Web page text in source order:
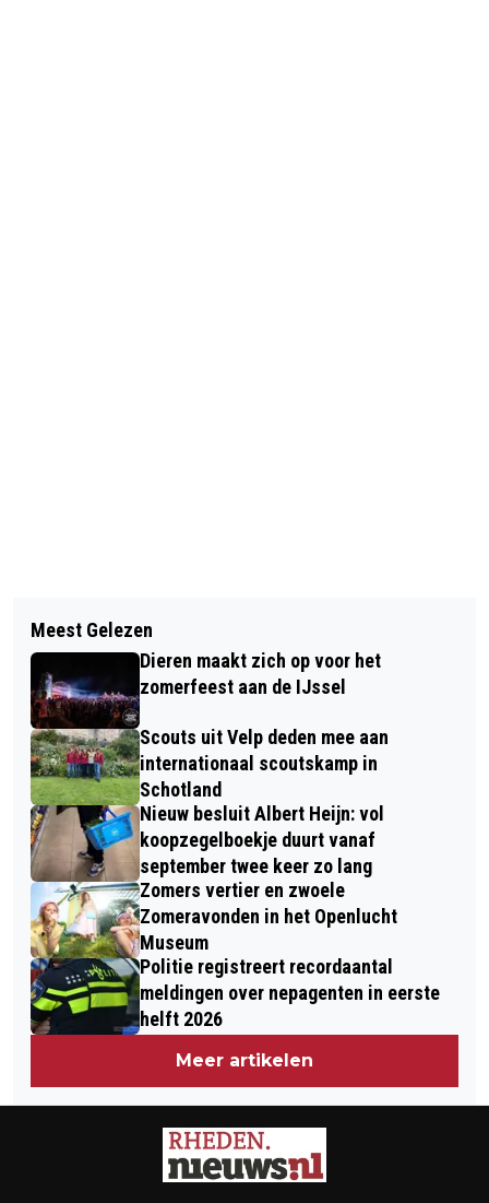
LUNTERENAAR AANGEHOUDEN IN
RHEDEN NA POGING TOT INBRAAK
CIJFERS VAN FLITSPALEN IN 2015
Meest Gelezen
Dieren maakt zich op voor het
zomerfeest aan de IJssel
Scouts uit Velp deden mee aan
internationaal scoutskamp in
Schotland
Nieuw besluit Albert Heijn: vol
koopzegelboekje duurt vanaf
september twee keer zo lang
Zomers vertier en zwoele
Zomeravonden in het Openlucht
Museum
Politie registreert recordaantal
meldingen over nepagenten in eerste
helft 2026
Meer artikelen